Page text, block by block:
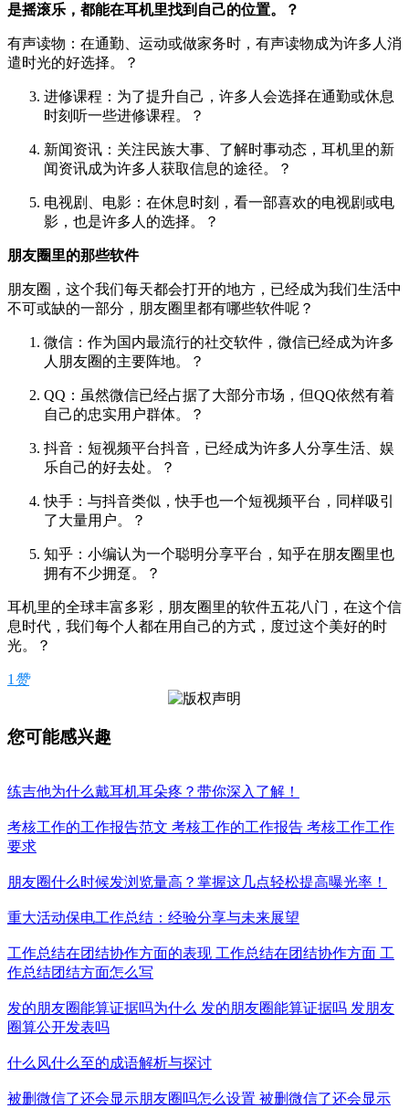
是摇滚乐，都能在耳机里找到自己的位置。？
有声读物：在通勤、运动或做家务时，有声读物成为许多人消
遣时光的好选择。？
进修课程：为了提升自己，许多人会选择在通勤或休息
时刻听一些进修课程。？
新闻资讯：关注民族大事、了解时事动态，耳机里的新
闻资讯成为许多人获取信息的途径。？
电视剧、电影：在休息时刻，看一部喜欢的电视剧或电
影，也是许多人的选择。？
朋友圈里的那些软件
朋友圈，这个我们每天都会打开的地方，已经成为我们生活中
不可或缺的一部分，朋友圈里都有哪些软件呢？
微信：作为国内最流行的社交软件，微信已经成为许多
人朋友圈的主要阵地。？
QQ：虽然微信已经占据了大部分市场，但QQ依然有着
自己的忠实用户群体。？
抖音：短视频平台抖音，已经成为许多人分享生活、娱
乐自己的好去处。？
快手：与抖音类似，快手也一个短视频平台，同样吸引
了大量用户。？
知乎：小编认为一个聪明分享平台，知乎在朋友圈里也
拥有不少拥趸。？
耳机里的全球丰富多彩，朋友圈里的软件五花八门，在这个信
息时代，我们每个人都在用自己的方式，度过这个美好的时
光。？
1 赞
您可能感兴趣
练吉他为什么戴耳机耳朵疼？带你深入了解！
考核工作的工作报告范文 考核工作的工作报告 考核工作工作
要求
朋友圈什么时候发浏览量高？掌握这几点轻松提高曝光率！
重大活动保电工作总结：经验分享与未来展望
工作总结在团结协作方面的表现 工作总结在团结协作方面 工
作总结团结方面怎么写
发的朋友圈能算证据吗为什么 发的朋友圈能算证据吗 发朋友
圈算公开发表吗
什么风什么至的成语解析与探讨
被删微信了还会显示朋友圈吗怎么设置 被删微信了还会显示